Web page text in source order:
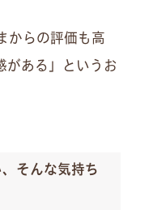
からの評価も高
がある」というお
そんな気持ち